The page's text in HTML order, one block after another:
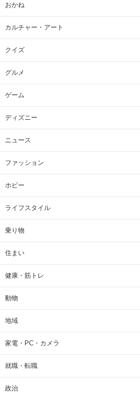
おかね
カルチャー・アート
クイズ
グルメ
ゲーム
ディズニー
ニュース
ファッション
ホビー
ライフスタイル
乗り物
住まい
健康・筋トレ
動物
地域
家電・PC・カメラ
就職・転職
政治